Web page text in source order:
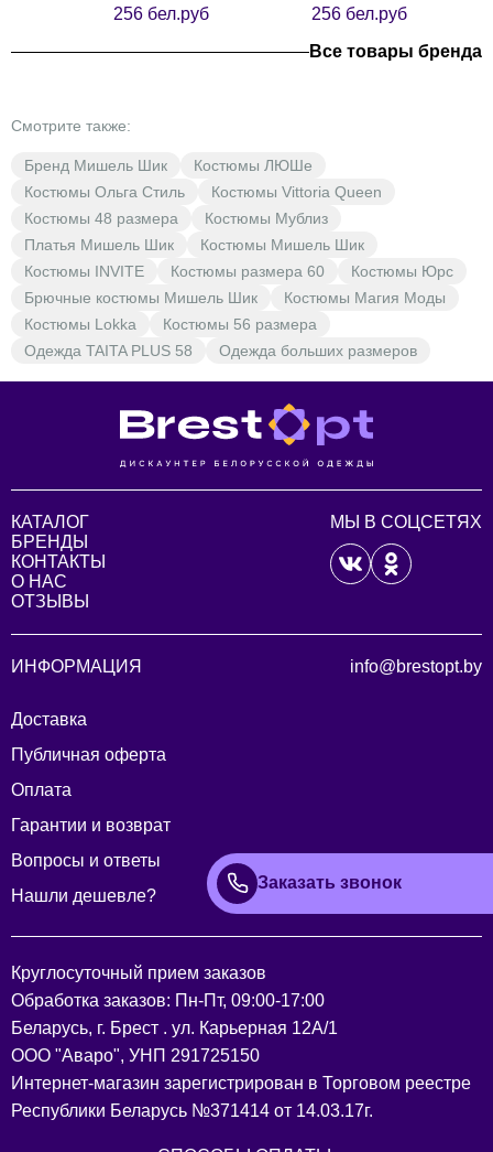
256 бел.руб
256 бел.руб
Все товары бренда
Смотрите также:
Бренд Мишель Шик
Костюмы ЛЮШе
Костюмы Ольга Стиль
Костюмы Vittoria Queen
Костюмы 48 размера
Костюмы Мублиз
Платья Мишель Шик
Костюмы Мишель Шик
Костюмы INVITE
Костюмы размера 60
Костюмы Юрс
Брючные костюмы Мишель Шик
Костюмы Магия Моды
Костюмы Lokka
Костюмы 56 размера
Одежда TAITA PLUS 58
Одежда больших размеров
КАТАЛОГ
БРЕНДЫ
КОНТАКТЫ
О НАС
ОТЗЫВЫ
МЫ В СОЦСЕТЯХ
ИНФОРМАЦИЯ
Доставка
Публичная оферта
Оплата
Гарантии и возврат
Вопросы и ответы
Нашли дешевле?
info@brestopt.by
Заказать звонок
Круглосуточный прием заказов
Обработка заказов: Пн-Пт, 09:00-17:00
Беларусь, г. Брест . ул. Карьерная 12А/1
ООО "Аваро", УНП 291725150
Интернет-магазин зарегистрирован в Торговом реестре
Республики Беларусь №371414 от 14.03.17г.